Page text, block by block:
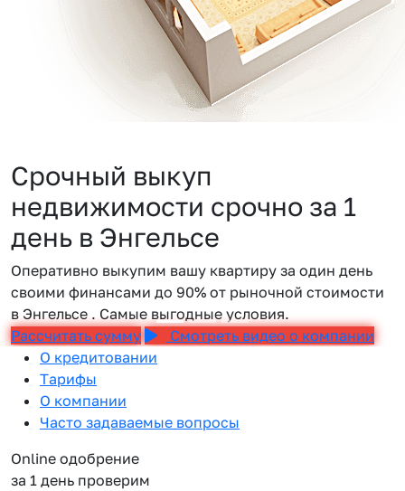
Срочный выкуп
недвижимости срочно за 1
день в Энгельсе
Оперативно выкупим вашу квартиру за один день
своими финансами до 90% от рыночной стоимости
в Энгельсе . Самые выгодные условия.
Рассчитать сумму
Смотреть видео о компании
О кредитовании
Тарифы
О компании
Часто задаваемые вопросы
Online одобрение
за 1 день проверим